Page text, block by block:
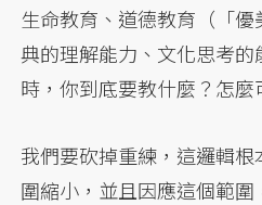
生命教育、道德教育（「
典的理解能力、文化思考
時，你到底要教什麼？怎麼
我們要砍掉重練，這邏輯
圍縮小，並且因應這個範